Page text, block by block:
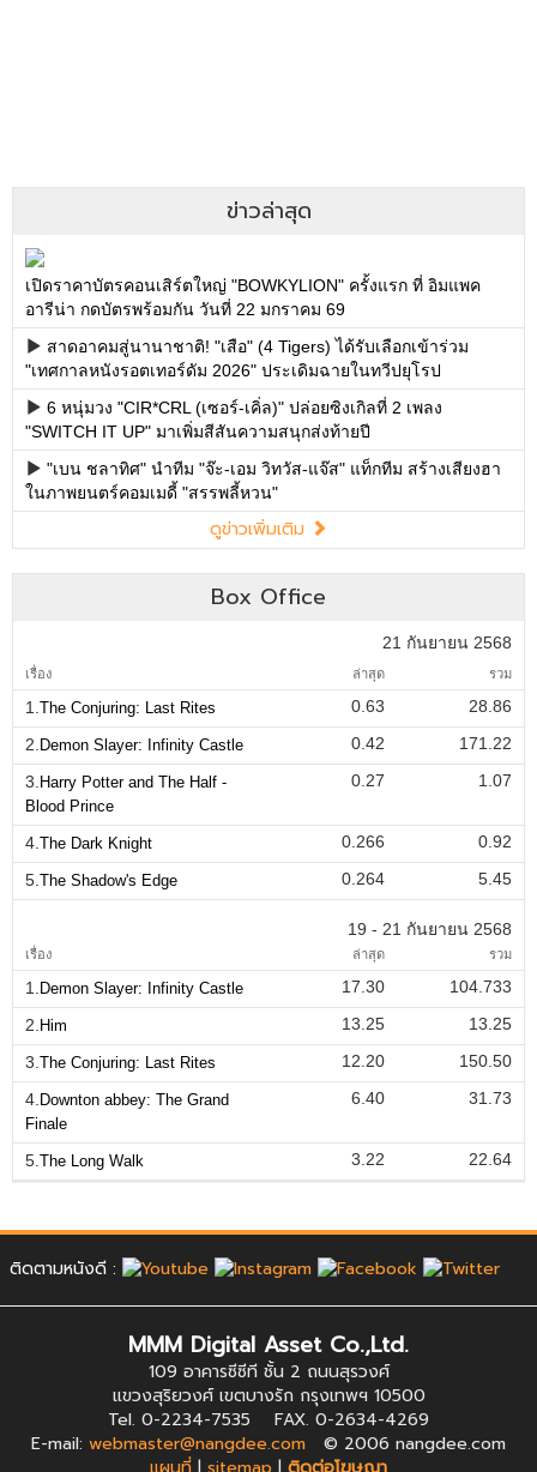
ข่าวล่าสุด
เปิดราคาบัตรคอนเสิร์ตใหญ่ "BOWKYLION" ครั้งแรก ที่ อิมแพค
อารีน่า กดบัตรพร้อมกัน วันที่ 22 มกราคม 69
สาดอาคมสู่นานาชาติ! "เสือ" (4 Tigers) ได้รับเลือกเข้าร่วม
"เทศกาลหนังรอตเทอร์ดัม 2026" ประเดิมฉายในทวีปยุโรป
6 หนุ่มวง "CIR*CRL (เซอร์-เคิ่ล)" ปล่อยซิงเกิลที่ 2 เพลง
"SWITCH IT UP" มาเพิ่มสีสันความสนุกส่งท้ายปี
"เบน ชลาทิศ" นำทีม "จ๊ะ-เอม วิทวัส-แจ๊ส" แท็กทีม สร้างเสียงฮา
ในภาพยนตร์คอมเมดี้ "สรรพลี้หวน"
ดูข่าวเพิ่มเติม
Box Office
21 กันยายน 2568
เรื่อง ล่าสุด รวม
1. The Conjuring: Last Rites 0.63
28.86
2. Demon Slayer: Infinity Castle 0.42
171.22
3. Harry Potter and The Half -
Blood Prince
0.27 1.07
4. The Dark Knight 0.266
0.92
5. The Shadow's Edge 0.264 5.45
19 - 21 กันยายน 2568
เรื่อง ล่าสุด รวม
1. Demon Slayer: Infinity Castle 17.30
104.733
2. Him 13.25
13.25
3. The Conjuring: Last Rites 12.20
150.50
4. Downton abbey: The Grand
Finale
6.40 31.73
5. The Long Walk 3.22 22.64
ติดตามหนังดี :
MMM Digital Asset Co.,Ltd.
109 อาคารซีซีที ชั้น 2 ถนนสุรวงศ์
แขวงสุริยวงศ์ เขตบางรัก กรุงเทพฯ 10500
Tel. 0-2234-7535 FAX. 0-2634-4269
E-mail: webmaster@nangdee.com © 2006 nangdee.com